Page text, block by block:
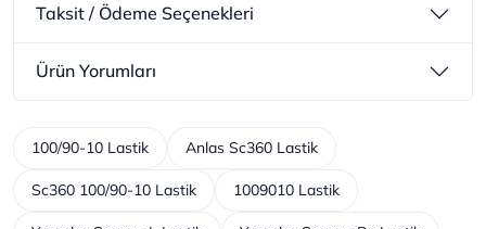
Taksit / Ödeme Seçenekleri
Ürün Yorumları
100/90-10 Lastik Anlas Sc360 Lastik
Sc360 100/90-10 Lastik 1009010 Lastik